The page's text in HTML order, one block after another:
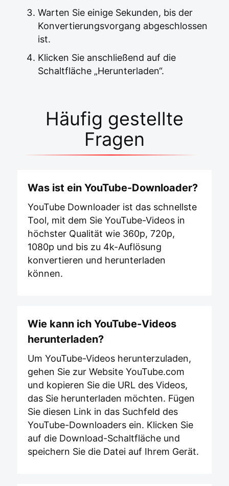
Warten Sie einige Sekunden, bis der
Konvertierungsvorgang abgeschlossen
ist.
Klicken Sie anschließend auf die
Schaltfläche „Herunterladen“.
Häufig gestellte
Fragen
Was ist ein YouTube-Downloader?
YouTube Downloader ist das schnellste
Tool, mit dem Sie YouTube-Videos in
höchster Qualität wie 360p, 720p,
1080p und bis zu 4k-Auflösung
konvertieren und herunterladen
können.
Wie kann ich YouTube-Videos
herunterladen?
Um YouTube-Videos herunterzuladen,
gehen Sie zur Website YouTube.com
und kopieren Sie die URL des Videos,
das Sie herunterladen möchten. Fügen
Sie diesen Link in das Suchfeld des
YouTube-Downloaders ein. Klicken Sie
auf die Download-Schaltfläche und
speichern Sie die Datei auf Ihrem Gerät.